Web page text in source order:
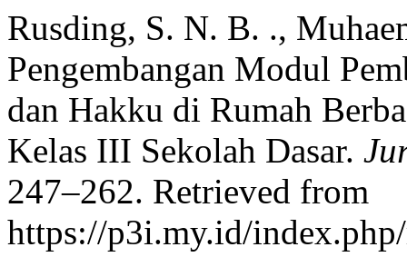
Rusding, S. N. B. .,
Pengembangan Modul
dan Hakku di Rumah
Kelas III Sekolah Dasar.
247–262. Retrieved from
https://p3i.my.id/